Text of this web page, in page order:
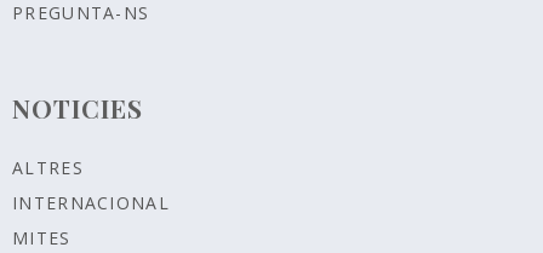
PREGUNTA-NS
NOTICIES
ALTRES
INTERNACIONAL
MITES